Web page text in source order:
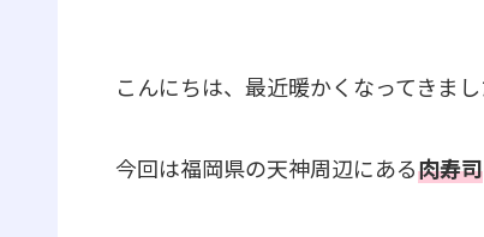
今回は福岡県の天神周辺にある肉寿司